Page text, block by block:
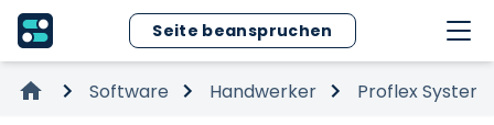
Seite beanspruchen
Software Handwerker Proflex System